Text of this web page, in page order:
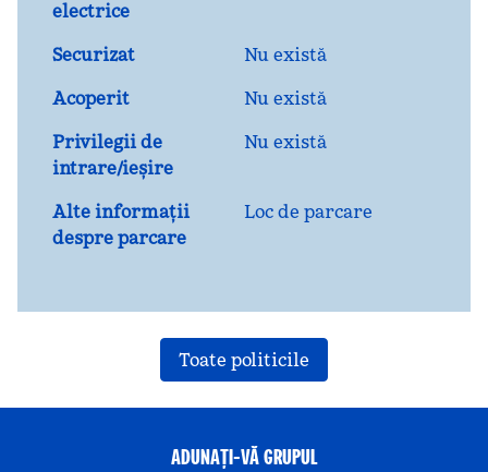
electrice
Securizat
Nu există
Acoperit
Nu există
Privilegii de
intrare/ieșire
Nu există
Alte informații
despre parcare
Loc de parcare
Toate politicile
ADUNAȚI-VĂ GRUPUL